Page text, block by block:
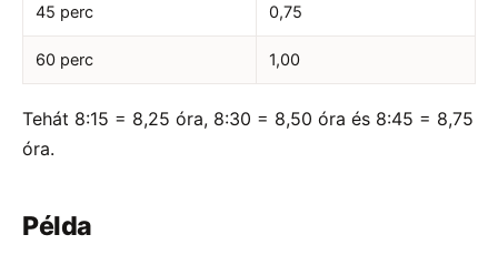
45 perc 0,75
60 perc 1,00
Tehát 8:15 = 8,25 óra, 8:30 = 8,50 óra és 8:45 = 8,75
óra.
Példa